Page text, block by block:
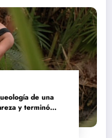
de una
y terminó